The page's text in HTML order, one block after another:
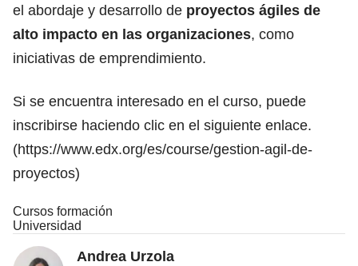
el abordaje y desarrollo de proyectos ágiles de
alto impacto en las organizaciones, como
iniciativas de emprendimiento.
Si se encuentra interesado en el curso, puede
inscribirse haciendo clic en el siguiente enlace.
(https://www.edx.org/es/course/gestion-agil-de-
proyectos)
Cursos formación
Universidad
Andrea Urzola